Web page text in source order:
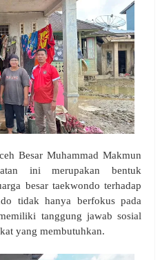
Besar Muhammad Makmun
ini merupakan bentuk
besar taekwondo terhadap
tidak hanya berfokus pada
tanggung jawab sosial
yang membutuhkan.